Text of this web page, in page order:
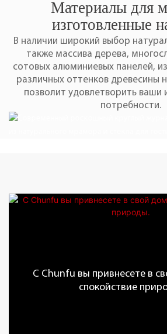
Материалы для
изготовленные
В наличии широкий выбор
также массива дерева,
сотовых алюминиевых панелей,
различных оттенков древесины
позволит удовлетворить ваши
потребности.
С Chunfu вы привнесете в
спокойствие